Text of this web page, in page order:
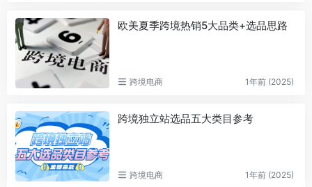
欧美夏季跨境热销5大品类+选品思路
跨境电商 1年前 (2025)
跨境独立站选品五大类目参考
跨境电商 1年前 (2025)